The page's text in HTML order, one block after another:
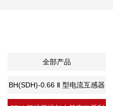
全部产品
BH(SDH)-0.66 Ⅱ 型电流互感器